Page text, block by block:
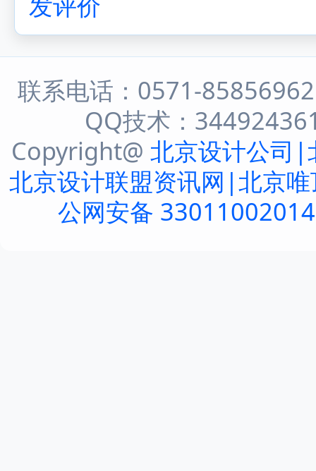
联系电话：0571-
QQ技术：
Copyright@ 北京设计公司|
北京设计联盟资讯网|北京
公网安备